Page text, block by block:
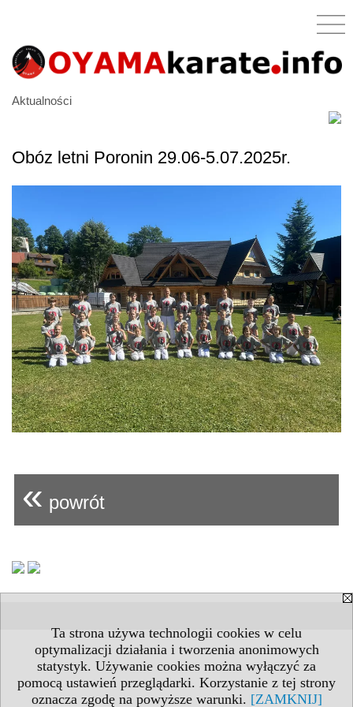
Ta strona używa technologii cookies w celu
optymalizacji działania i tworzenia anonimowych
statystyk. Używanie cookies można wyłączyć za
pomocą ustawień przeglądarki. Korzystanie z tej strony
oznacza zgodę na powyższe warunki. [ZAMKNIJ]
Aktualności
Obóz letni Poronin 29.06-5.07.2025r.
« powrót